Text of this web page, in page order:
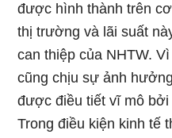
được hình thành trên
thị trường và lãi suất
can thiệp của NHTW.
cũng chịu sự ảnh
được điều tiết vĩ mô bởi
Trong điều kiện kinh tế